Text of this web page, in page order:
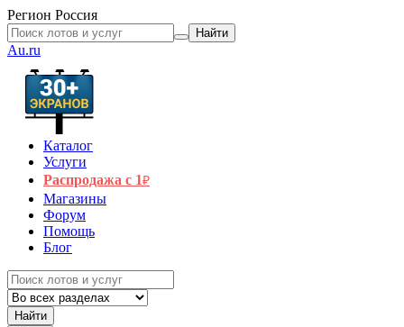
Регион Россия
Найти
Au.ru
Каталог
Услуги
Распродажа с 1₽
Магазины
Форум
Помощь
Блог
Найти